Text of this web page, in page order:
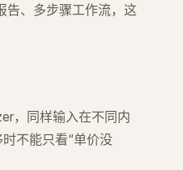
告、多步骤工作流，这
，同样输入在不同内
不能只看“单价没